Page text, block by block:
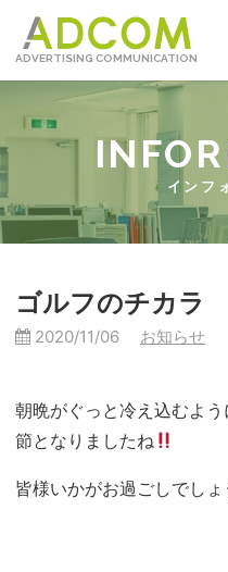
ADVERTISING COMMUNICATION
インフ
ゴルフのチカラ
2020/11/06
カ
リー:
お知らせ
朝晩がぐっと冷え込むよ
節となりましたね
皆様いかがお過ごしでしょ